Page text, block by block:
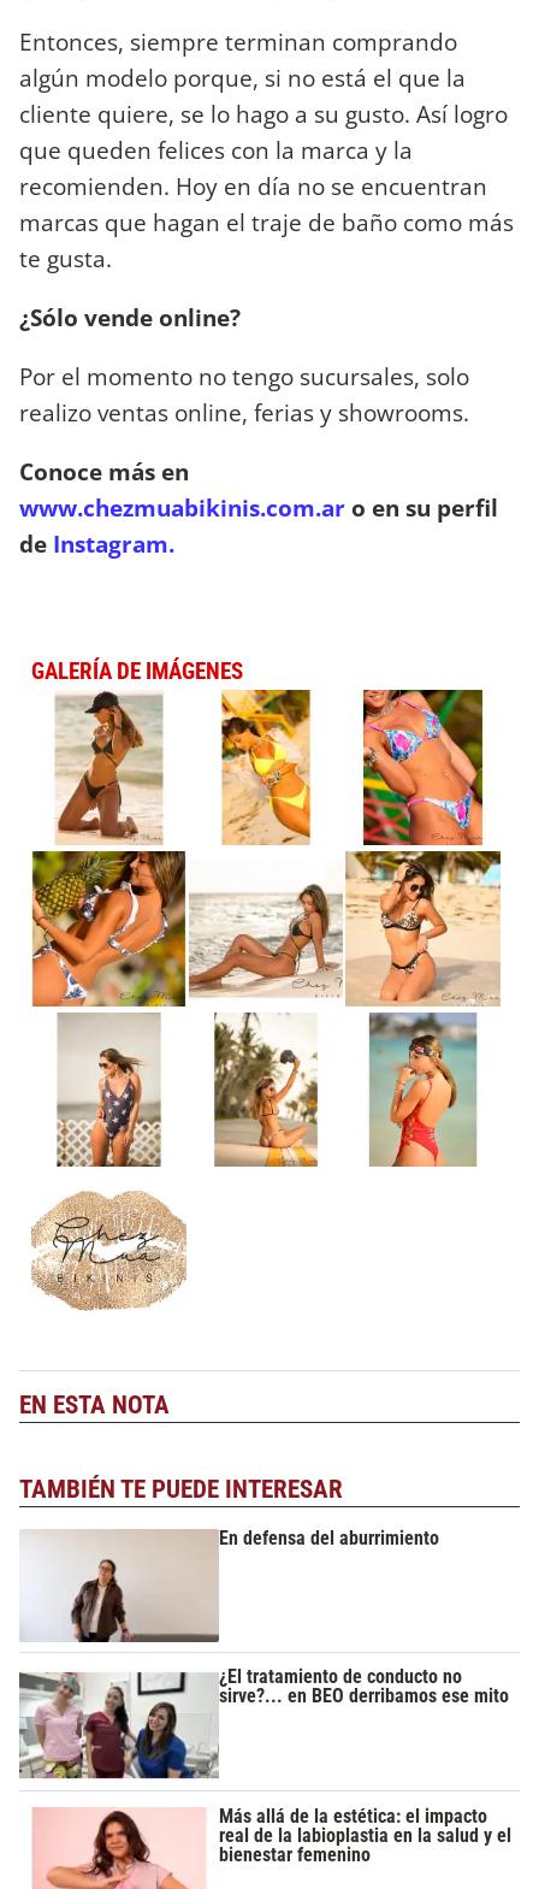
Entonces, siempre terminan comprando
algún modelo porque, si no está el que la
cliente quiere, se lo hago a su gusto. Así logro
que queden felices con la marca y la
recomienden. Hoy en día no se encuentran
marcas que hagan el traje de baño como más
te gusta.
¿Sólo vende online?
Por el momento no tengo sucursales, solo
realizo ventas online, ferias y showrooms.
Conoce más en
www.chezmuabikinis.com.ar o en su perfil
de Instagram.
GALERÍA DE IMÁGENES
EN ESTA NOTA
TAMBIÉN TE PUEDE INTERESAR
En defensa del aburrimiento
¿El tratamiento de conducto no
sirve?... en BEO derribamos ese mito
Más allá de la estética: el impacto
real de la labioplastia en la salud y el
bienestar femenino